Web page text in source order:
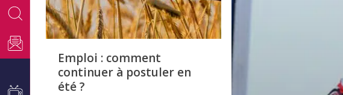
Emploi : comment
continuer à postuler en
été ?